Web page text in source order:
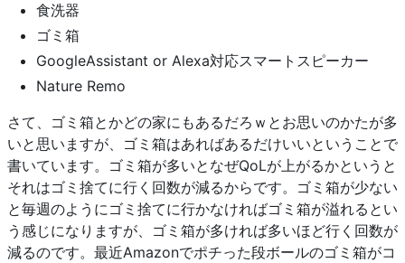
食洗器
ゴミ箱
GoogleAssistant or Alexa対応スマートスピーカー
Nature Remo
さて、ゴミ箱とかどの家にもあるだろｗとお思いのかたが多
いと思いますが、ゴミ箱はあればあるだけいいということで
書いています。ゴミ箱が多いとなぜQoLが上がるかというと
それはゴミ捨てに行く回数が減るからです。ゴミ箱が少ない
と毎週のようにゴミ捨てに行かなければゴミ箱が溢れるとい
う感じになりますが、ゴミ箱が多ければ多いほど行く回数が
減るのです。最近Amazonでポチった段ボールのゴミ箱がコ